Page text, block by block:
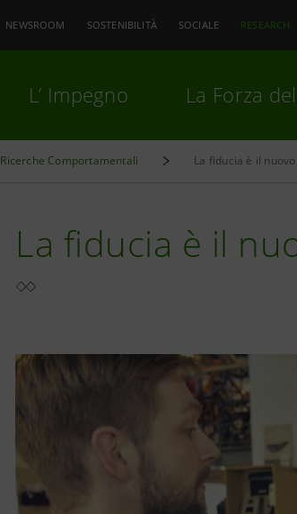
NEWSROOM SOSTENIBILITÀ SOCIALE RESEARCH
L’ Impegno La Forza
Ricerche Comportamentali La fiducia è il
La fiducia è il